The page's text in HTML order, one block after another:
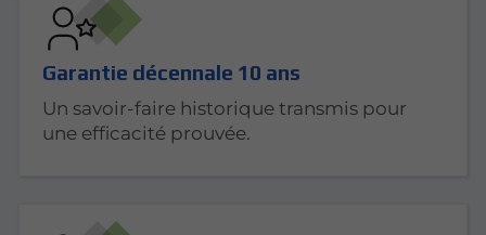
Garantie décennale 10 ans
Un savoir-faire historique transmis pour
une efficacité prouvée.